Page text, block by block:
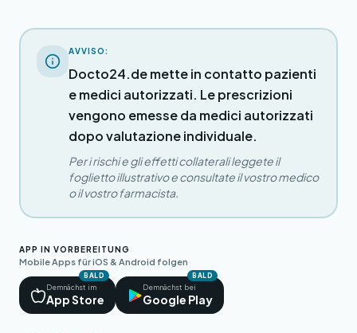
AVVISO:
Docto24.de mette in contatto pazienti
e medici autorizzati. Le prescrizioni
vengono emesse da medici autorizzati
dopo valutazione individuale.
Per i rischi e gli effetti collaterali leggete il
foglietto illustrativo e consultate il vostro medico
o il vostro farmacista.
APP IN VORBEREITUNG
Mobile Apps für iOS & Android folgen
BALD
Demnächst im
App Store
BALD
Demnächst bei
Google Play